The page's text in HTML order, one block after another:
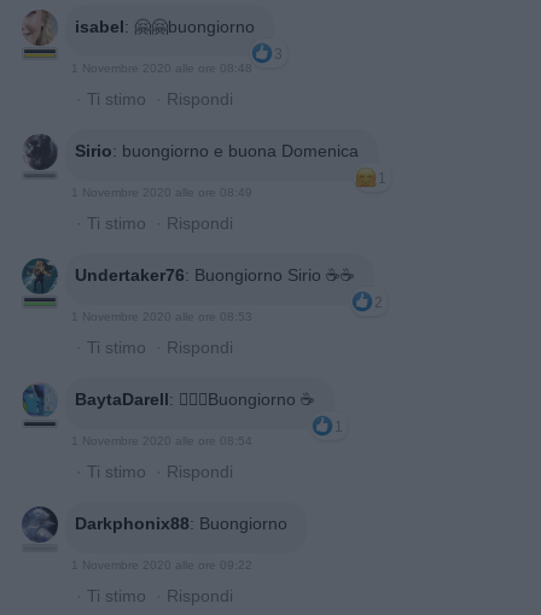
isabel: 🤗🤗buongiorno
3
1 Novembre 2020 alle ore 08:48
· Ti stimo · Rispondi
Sirio: buongiorno e buona Domenica
1
1 Novembre 2020 alle ore 08:49
· Ti stimo · Rispondi
Undertaker76: Buongiorno Sirio ☕☕
2
1 Novembre 2020 alle ore 08:53
· Ti stimo · Rispondi
BaytaDarell: 🙋🏼‍♀️Buongiorno ☕
1
1 Novembre 2020 alle ore 08:54
· Ti stimo · Rispondi
Darkphonix88: Buongiorno
1 Novembre 2020 alle ore 09:22
· Ti stimo · Rispondi